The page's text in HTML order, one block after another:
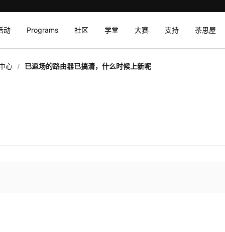
动 Programs 社区 学堂 大赛 支持 茶思屋
心 / 已返场的路由器已搞清，什么时候上新呢